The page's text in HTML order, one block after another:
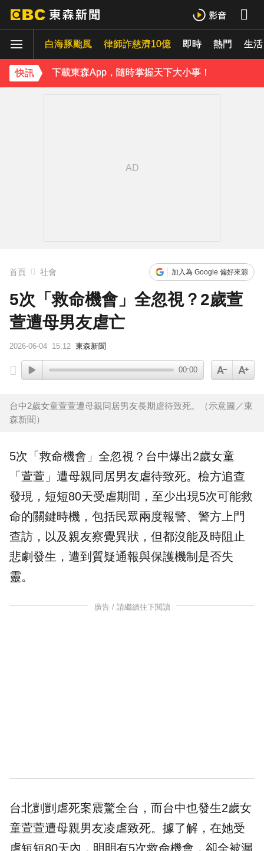
白海豚颱風 律師詐慈濟10億 即時 熱門 生活
快訊
《理財達人秀》X 安聯投信免費講座報名中！搶先卡位 2027
下載東森App，隨時掌握天下大小事！
首頁 社會 加入為 Google 偏好來源
5次「救命機會」全忽視？2歲萱
萱遭母男友虐亡
2026-06-04 15:12 東森新聞
00:00
台中2歲女童萱萱遭母親同居男友長期虐待致死。（示意圖／東
森新聞）
5次「救命機會」全忽視？ 台中爆出2歲女童
「萱萱」遭母親同居男友虐待致死。檢方追查
發現，短短80天受虐期間，至少出現5次可能救
命的關鍵時機，包括民眾兩度報警、警方上門
查訪，以及親友察覺異狀，但都沒能及時阻止
悲劇發生，遭到質疑通報與保護機制是否失
靈。
廣告 / 請繼續往下閱讀
台北剴剴虐死案震驚全台，而台中也發生2歲女
童萱萱遭母親男友凌虐致死。據了解，在她受
虐短短80天內，明明有5次救命機會，卻全被漏